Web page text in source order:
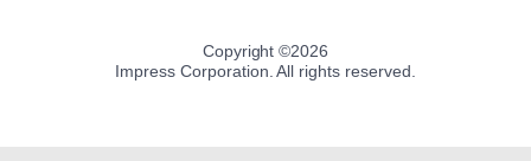
Copyright ©2026
Impress Corporation. All rights reserved.